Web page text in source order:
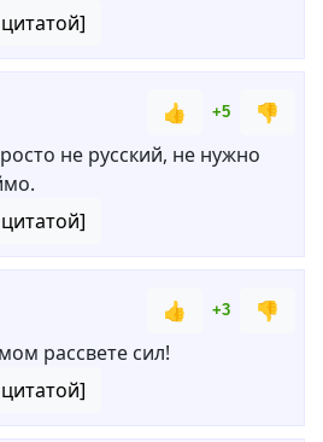
👍 +5
👎
не русский, не нужно
👍 +3
👎
рассвете сил!